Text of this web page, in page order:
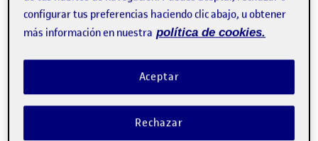
Visibilidad:
Pública-Fecha de publicación
7 Ene 20257 enero, 2025 2:14 pm
-comentarioen PR2. Transmisión de audio y vídeo.
¡Hola a todos y todas!
Soy Irene Sirgo y aquí tenéis la grabación del directo que he
hecho para mostrar mi aplicación video DJ para la práctica 2
de la asignatura de Proyecto 2.Media. Es una aplicación
sencilla que permite mostrar tanto audio como video y
configurar tus preferencias haciendo clic abajo, u obtener
más información en nuestra política de cookies.
Rechazar
Aceptar